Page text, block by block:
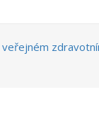
veřejném